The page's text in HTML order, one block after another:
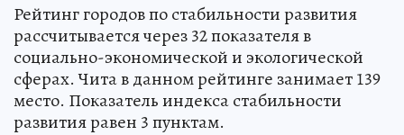
Рейтинг городов по стабильности развития
рассчитывается через 32 показателя в
социально-экономической и экологической
сферах. Чита в данном рейтинге занимает 139
место. Показатель индекса стабильности
развития равен 3 пунктам.